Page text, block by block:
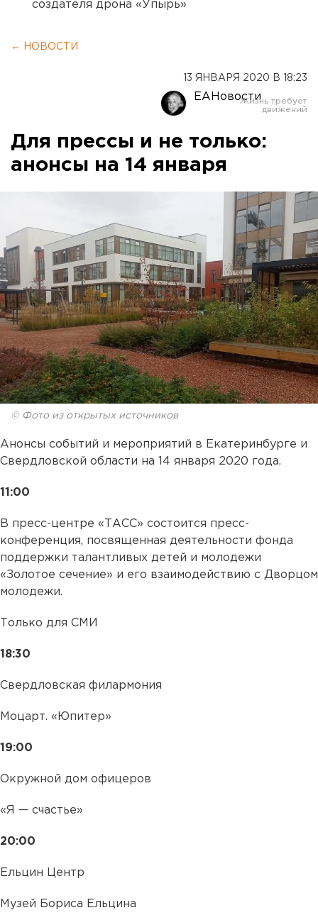
создателя дрона «Упырь»
← НОВОСТИ
13 ЯНВАРЯ 2020 В 18:23
ЕАНовости
Для прессы и не только:
анонсы на 14 января
© Фото из открытых источников
Анонсы событий и мероприятий в Екатеринбурге и
Свердловской области на 14 января 2020 года.
11:00
В пресс-центре «ТАСС» состоится пресс-
конференция, посвященная деятельности фонда
поддержки талантливых детей и молодежи
«Золотое сечение» и его взаимодействию с Дворцом
молодежи.
Только для СМИ
18:30
Свердловская филармония
Моцарт. «Юпитер»
19:00
Окружной дом офицеров
«Я — счастье»
20:00
Ельцин Центр
Музей Бориса Ельцина